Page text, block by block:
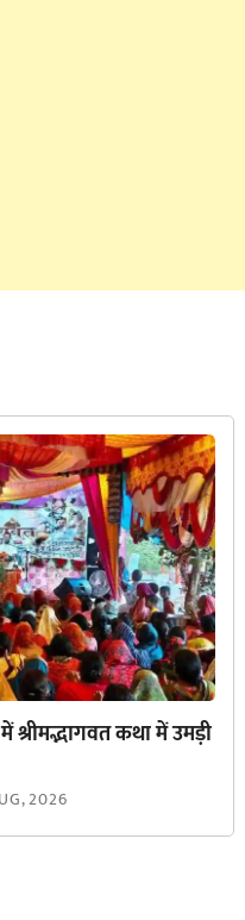
श्रीमद्भागवत कथा में उमड़ी
2026